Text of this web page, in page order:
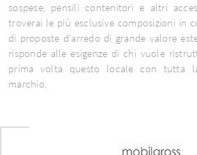
sospese, pensili contenitori e altri
troverai le più esclusive composizioni in
di proposte d'arredo di grande valore
risponde alle esigenze di chi vuole
prima volta questo locale con tutta
marchio.